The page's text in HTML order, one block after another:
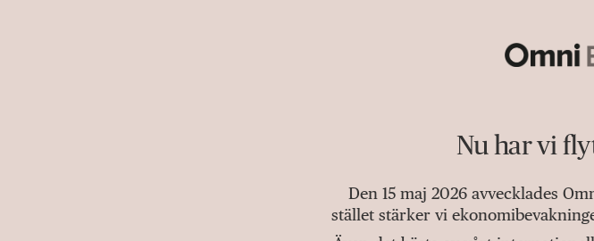
Nu har vi
Den 15 maj 2026 avvecklades
stället stärker vi